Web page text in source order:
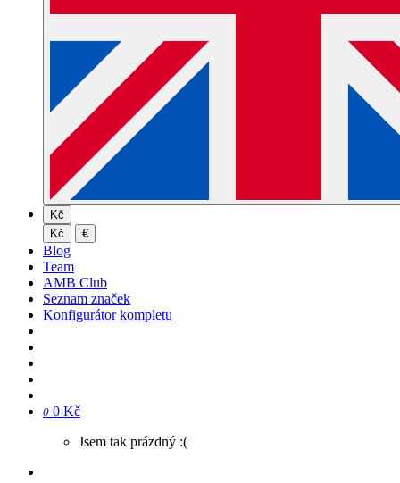
Kč
Kč
€
Blog
Team
AMB Club
Seznam značek
Konfigurátor kompletu
0 0 Kč
Jsem tak prázdný :(